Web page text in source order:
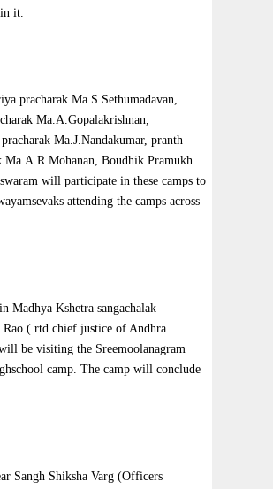
it.
pracharak Ma.S.Sethumadavan,
Ma.A.Gopalakrishnan,
pracharak Ma.J.Nandakumar, pranth
Ma.A.R Mohanan, Boudhik Pramukh
will participate in these camps to
attending the camps across
Madhya Kshetra sangachalak
Rao ( rtd chief justice of Andhra
be visiting the Sreemoolanagram
camp. The camp will conclude
Sangh Shiksha Varg (Officers